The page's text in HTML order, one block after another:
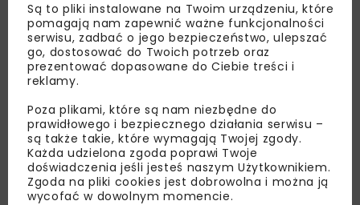
Są to pliki instalowane na Twoim urządzeniu, które
pomagają nam zapewnić ważne funkcjonalności
serwisu, zadbać o jego bezpieczeństwo, ulepszać
go, dostosować do Twoich potrzeb oraz
prezentować dopasowane do Ciebie treści i
reklamy.
Poza plikami, które są nam niezbędne do
prawidłowego i bezpiecznego działania serwisu –
są także takie, które wymagają Twojej zgody.
Każda udzielona zgoda poprawi Twoje
doświadczenia jeśli jesteś naszym Użytkownikiem.
Zgoda na pliki cookies jest dobrowolna i można ją
wycofać w dowolnym momencie.